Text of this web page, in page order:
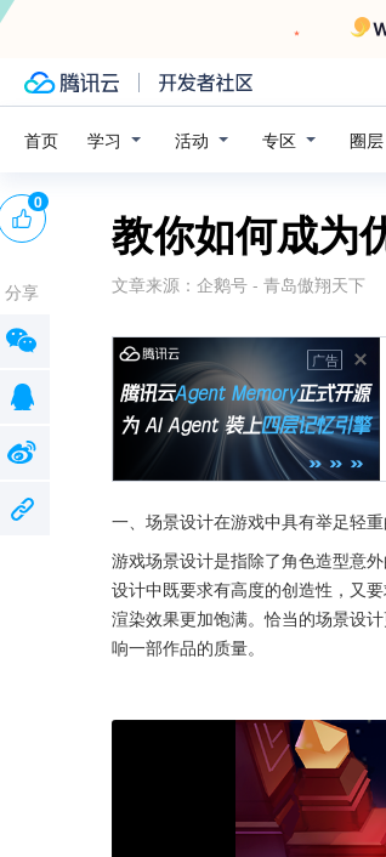
首页 学习 活动 专区 圈层
教你如何成为
文章来源： 企鹅号 - 青岛傲翔天下
广告
一、场景设计在游戏中具有举足轻
游戏场景设计是指除了角色造型意
设计中既要求有高度的创造性，又
渲染效果更加饱满。恰当的场景设
响一部作品的质量。
0
分享